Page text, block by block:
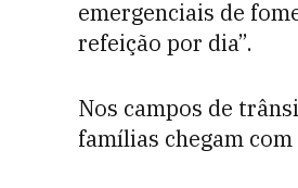
emergenciais de
refeição por dia”.
Nos campos de
famílias chegam